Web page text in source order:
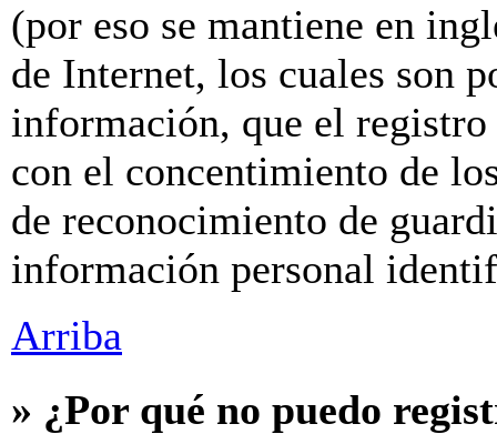
(por eso se mantiene en
de Internet, los cuales son
información, que el
con el concentimiento de
de reconocimiento de
información personal
Arriba
» ¿Por qué no puedo